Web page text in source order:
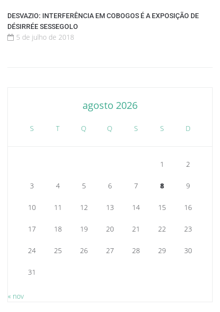
DESVAZIO: INTERFERÊNCIA EM COBOGOS É A EXPOSIÇÃO DE
DÉSIRRÉE SESSEGOLO
5 de julho de 2018
agosto 2026
S T Q Q S S D
1 2
3 4 5 6 7 8 9
10 11 12 13 14 15 16
17 18 19 20 21 22 23
24 25 26 27 28 29 30
31
« nov